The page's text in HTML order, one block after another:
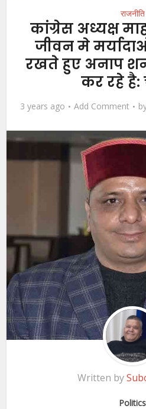
राजनीति
कांग्रेस अध्यक्ष
जीवन मे
रखते हुए अनाप
कर रहे है:
3 years ago Add Comment
Written by
Politics